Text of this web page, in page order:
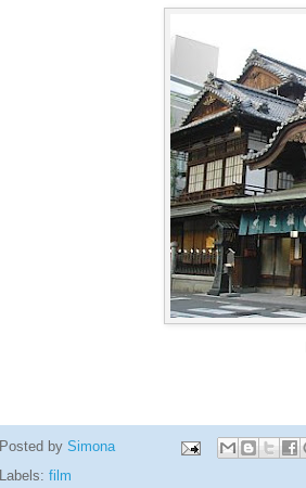
Posted by Simona
Labels: film